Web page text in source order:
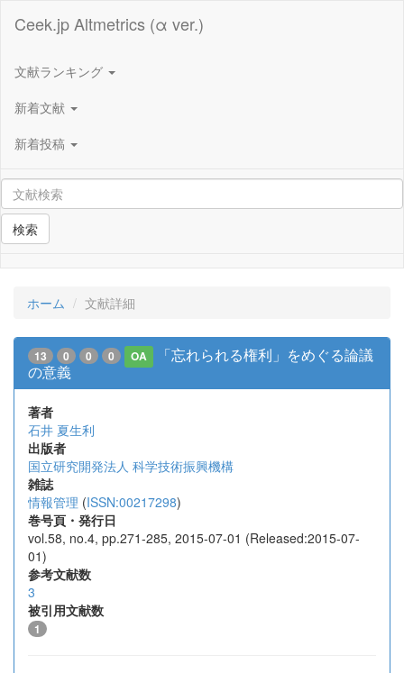
Ceek.jp Altmetrics (α ver.)
文献ランキング
新着文献
新着投稿
検索
ホーム 文献詳細
13 0 0 0 OA
「忘れられる権利」をめぐる論議
の意義
著者
石井 夏生利
出版者
国立研究開発法人 科学技術振興機構
雑誌
情報管理 (ISSN:00217298)
巻号頁・発行日
vol.58, no.4, pp.271-285, 2015-07-01 (Released:2015-07-
01)
参考文献数
3
被引用文献数
1